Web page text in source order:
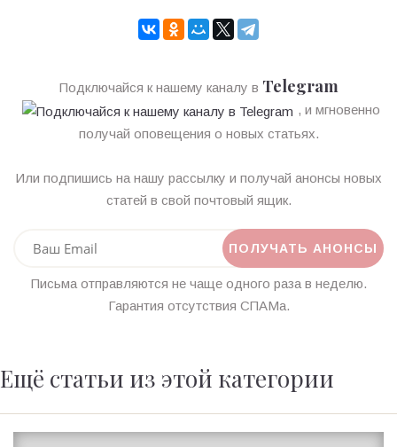
Подключайся к нашему каналу в Telegram
, и мгновенно
получай оповещения о новых статьях.
Или подпишись на нашу рассылку и получай анонсы новых
статей в свой почтовый ящик.
Письма отправляются не чаще одного раза в неделю.
Гарантия отсутствия СПАМа.
Ещё статьи из этой категории